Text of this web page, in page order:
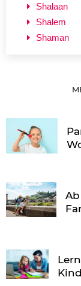
Shalaan
Shalem
Shaman